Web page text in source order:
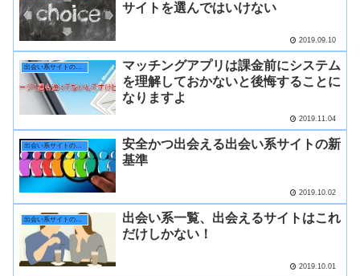
サイトを選んではいけない
2019.09.10
出会い系サイトの選び方
マッチングアプリは課金前にシステム
を理解しておかないと後悔することに
なりますよ
2019.11.04
出会い系サイトの選び方
安全かつ出会える出会い系サイトの新
基準
2019.10.02
出会い系サイトの選び方
出会い系一覧、出会えるサイトはこれ
だけしかない！
2019.10.01